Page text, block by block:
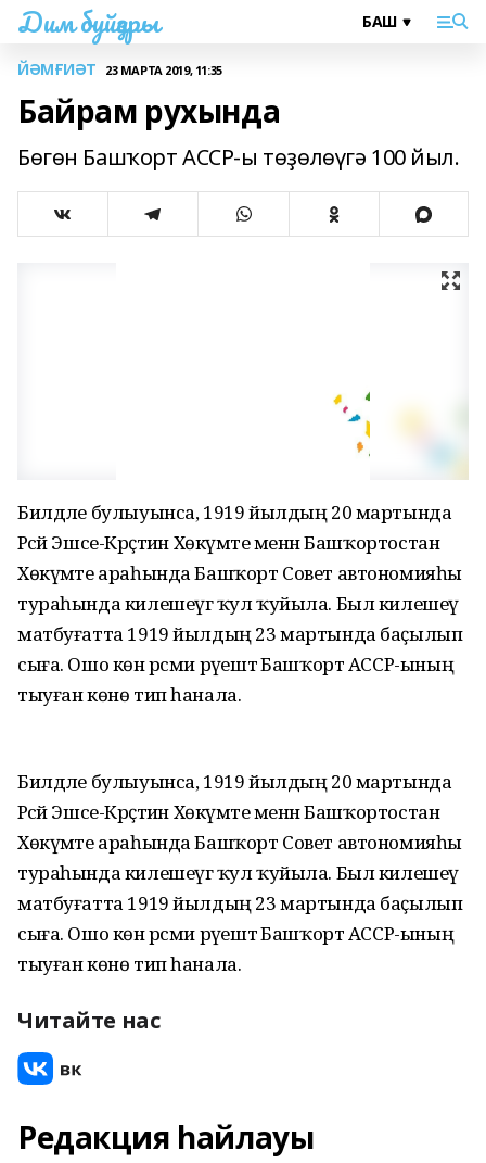
Дим буйҙары
ЙӘМҒИӘТ 23 МАРТА 2019, 11:35
Байрам рухында
Бөгөн Башҡорт АССР-ы төҙөлөүгә 100 йыл.
Билдәле булыуынса, 1919 йылдың 20 мартында
Рәсәй Эшсе-Крәҫтиән Хөкүмәте менән Башҡортостан
Хөкүмәте араһында Башҡорт Совет автономияһы
тураһында килешеүгә ҡул ҡуйыла. Был килешеү
матбуғатта 1919 йылдың 23 мартында баҫылып
сыға. Ошо көн рәсми рәүештә Башҡорт АССР-ының
тыуған көнө тип һанала.
Билдәле булыуынса, 1919 йылдың 20 мартында
Рәсәй Эшсе-Крәҫтиән Хөкүмәте менән Башҡортостан
Хөкүмәте араһында Башҡорт Совет автономияһы
тураһында килешеүгә ҡул ҡуйыла. Был килешеү
матбуғатта 1919 йылдың 23 мартында баҫылып
сыға. Ошо көн рәсми рәүештә Башҡорт АССР-ының
тыуған көнө тип һанала.
Читайте нас
Редакция һайлауы